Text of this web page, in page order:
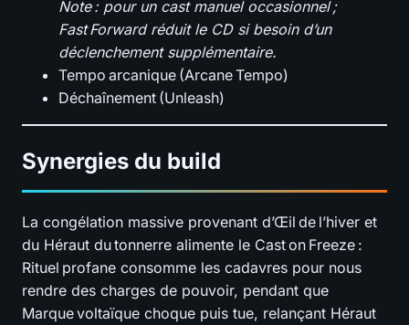
Note : pour un cast manuel occasionnel ;
Fast Forward réduit le CD si besoin d’un
déclenchement supplémentaire.
Tempo arcanique (Arcane Tempo)
Déchaînement (Unleash)
Synergies du build
La congélation massive provenant d’Œil de l’hiver et
du Héraut du tonnerre alimente le Cast on Freeze :
Rituel profane consomme les cadavres pour nous
rendre des charges de pouvoir, pendant que
Marque voltaïque choque puis tue, relançant Héraut